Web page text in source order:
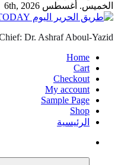
الخميس. أغسطس 6th, 2026
Dr. Ashraf Aboul-Yazid
Home
Cart
Checkout
My account
Sample Page
Shop
الرئيسية